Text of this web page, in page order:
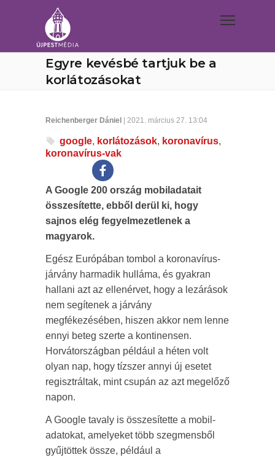
Egyre kevésbé tartjuk be a
korlátozásokat
Reichenberger Dániel | 2021. március 27. 13:04
google, korlátozások, koronavírus,
koronavírus-vak
A Google 200 ország mobiladatait
összesítette, ebből derül ki, hogy
sajnos elég fegyelmezetlenek a
magyarok.
Egész Európában tombol a koronavírus-
járvány harmadik hulláma, és gyakran
hallani azt az ellenérvet, hogy a lezárások
nem segítenek a járvány
megfékezésében, hiszen akkor nem lenne
ennyi beteg szerte a kontinensen.
Horvátországban például a héten volt
olyan nap, hogy tízszer annyi új esetet
regisztráltak, mint csupán az azt megelőző
napon.
A Google tavaly is összesítette a mobil-
adatokat, amelyeket több szegmensből
gyűjtöttek össze, például a